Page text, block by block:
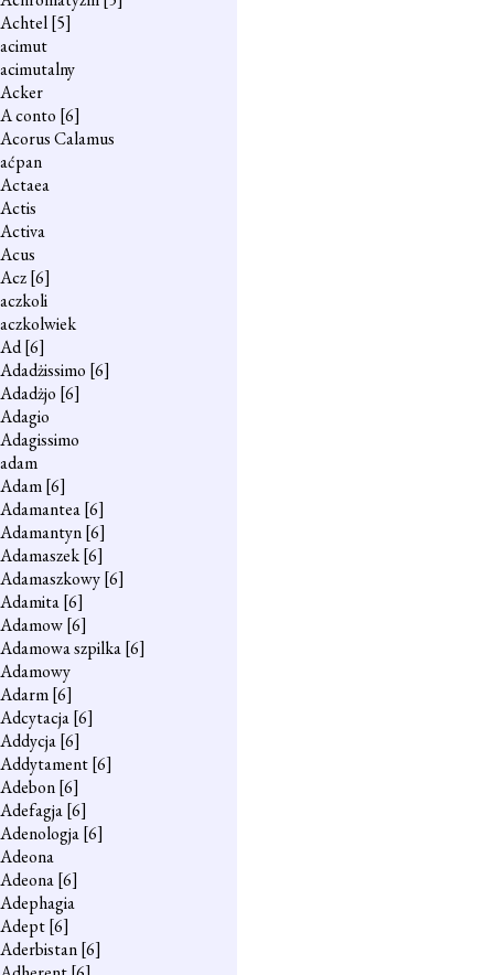
Achtel[5]
acimut
acimutalny
Acker
A conto [6]
Acorus Calamus
aćpan
Actaea
Actis
Activa
Acus
Acz[6]
aczkoli
aczkolwiek
Ad[6]
Adadżissimo [6]
Adadżjo [6]
Adagio
Adagissimo
adam
Adam[6]
Adamantea[6]
Adamantyn[6]
Adamaszek[6]
Adamaszkowy[6]
Adamita[6]
Adamow[6]
Adamowa szpilka[6]
Adamowy
Adarm[6]
Adcytacja[6]
Addycja[6]
Addytament[6]
Adebon[6]
Adefagja[6]
Adenologja[6]
Adeona
Adeona[6]
Adephagia
Adept[6]
Aderbistan[6]